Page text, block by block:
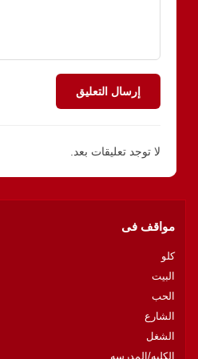
إرسال التعليق
لا توجد تعليقات بعد.
مواقف فى
كلو
البيت
الحب
الشارع
الشغل
الكليه/المدرسه